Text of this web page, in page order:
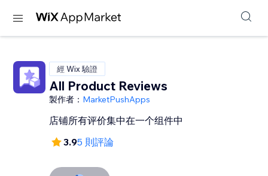
經 Wix 驗證
All Product Reviews
製作者： MarketPushApps
店铺所有评价集中在一个组件中
3.95 則評論